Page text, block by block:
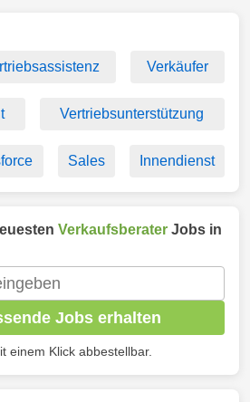
Verkäufer
Vertriebsunterstützung
Sales Innendienst
Verkaufsberater Jobs in
Jobs erhalten
einem Klick abbestellbar.